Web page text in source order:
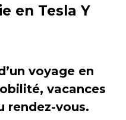
en Tesla Y
voyage en
vacances
rendez-vous.